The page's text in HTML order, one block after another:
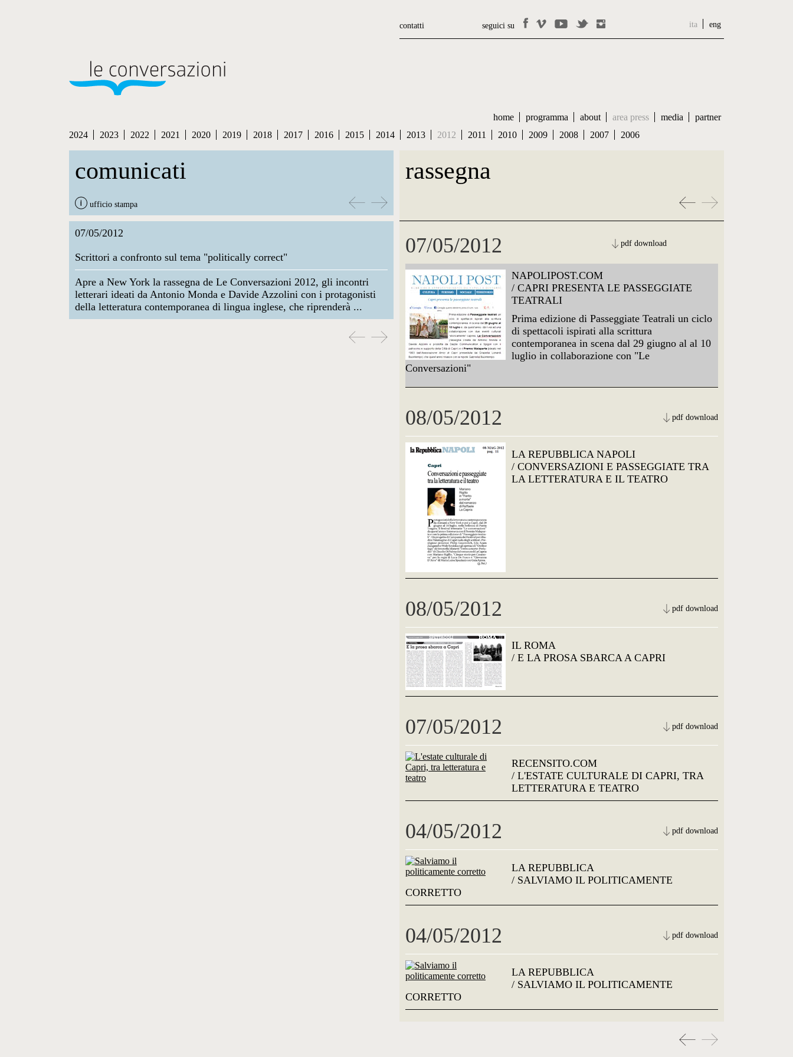
contatti seguici su ita eng
home programma about area press media
partner
2024
2023 2022 2021 2020 2019 2018 2017 2016 2015 2014 2013 2012 2011 2010 2009 2008 2007 2006
comunicati
ufficio stampa
07/05/2012
Scrittori a confronto sul tema "politically correct"
Apre a New York la rassegna de Le Conversazioni 2012, gli incontri
letterari ideati da Antonio Monda e Davide Azzolini con i protagonisti
della letteratura contemporanea di lingua inglese, che riprenderà ...
rassegna
07/05/2012 pdf download
NAPOLIPOST.COM
/ CAPRI PRESENTA LE PASSEGGIATE
TEATRALI
Prima edizione di Passeggiate Teatrali un ciclo
di spettacoli ispirati alla scrittura
contemporanea in scena dal 29 giugno al al 10
luglio in collaborazione con "Le
Conversazioni"
08/05/2012 pdf download
LA REPUBBLICA NAPOLI
/ CONVERSAZIONI E PASSEGGIATE TRA
LA LETTERATURA E IL TEATRO
08/05/2012 pdf download
IL ROMA
/ E LA PROSA SBARCA A CAPRI
07/05/2012 pdf download
RECENSITO.COM
/ L'ESTATE CULTURALE DI CAPRI, TRA
LETTERATURA E TEATRO
04/05/2012 pdf download
LA REPUBBLICA
/ SALVIAMO IL POLITICAMENTE
CORRETTO
04/05/2012 pdf download
LA REPUBBLICA
/ SALVIAMO IL POLITICAMENTE
CORRETTO